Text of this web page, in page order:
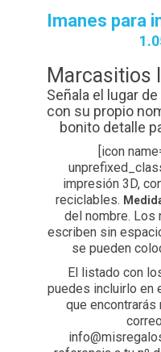
Imanes para
Marcasitios
Señala el lugar
con su propio
bonito detalle
[icon
impresión 3D,
reciclables.
del nombre. Los
escriben sin
se pueden
El listado con
puedes incluirlo en
que encontrarás